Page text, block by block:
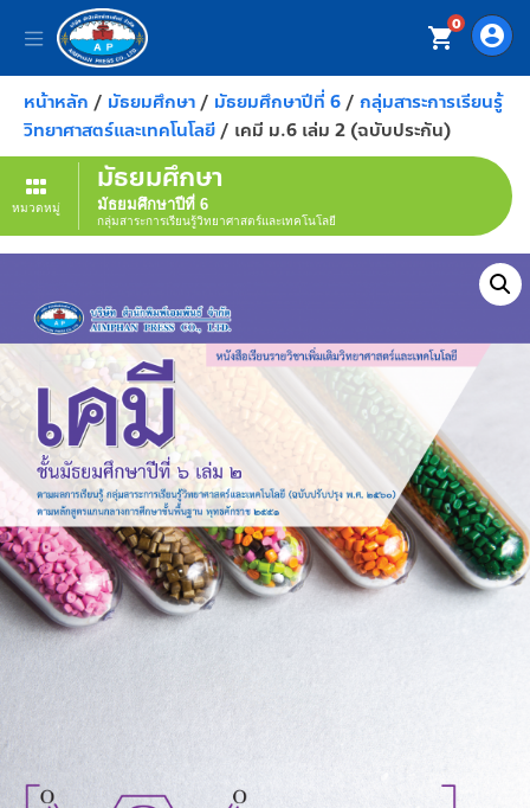
account_circle
shopping_cart0
หน้าหลัก / มัธยมศึกษา/ มัธยมศึกษาปีที่ 6/ กลุ่มสาระการเรียนรู้
วิทยาศาสตร์และเทคโนโลยี/ เคมี ม.6 เล่ม 2 (ฉบับประกัน)
หมวดหมู่
มัธยมศึกษา
มัธยมศึกษาปีที่ 6
กลุ่มสาระการเรียนรู้วิทยาศาสตร์และเทคโนโลยี